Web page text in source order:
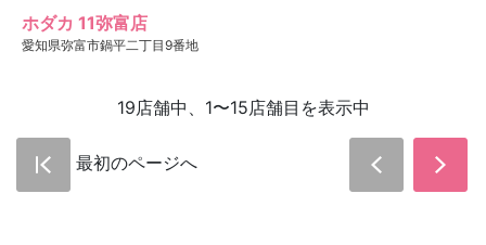
ホダカ 11弥富店
愛知県弥富市鍋平二丁目9番地
19店舗中、1〜15店舗目を表示中
最初のページへ